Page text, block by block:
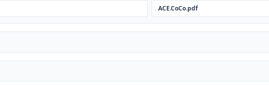
ACE.CoCo.pdf